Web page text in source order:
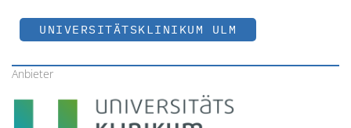
UNIVERSITÄTSKLINIKUM ULM
Anbieter